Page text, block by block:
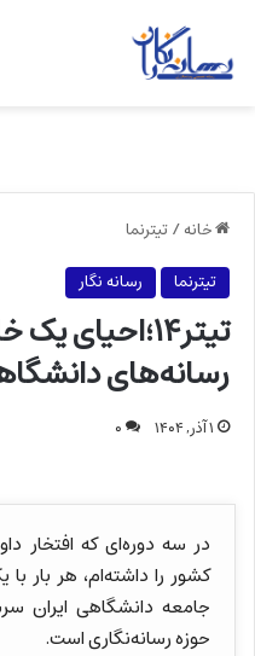
خانه/تیترنما
تیترنما
رسانه نگار
رسانه‌های
۱ آذر, ۱۴۰۴ ۰
در سه دوره‌ای که افتخار
کشور را داشته‌ام، هر بار
جامعه دانشگاهی ایران
حوزه رسانه‌نگاری است.